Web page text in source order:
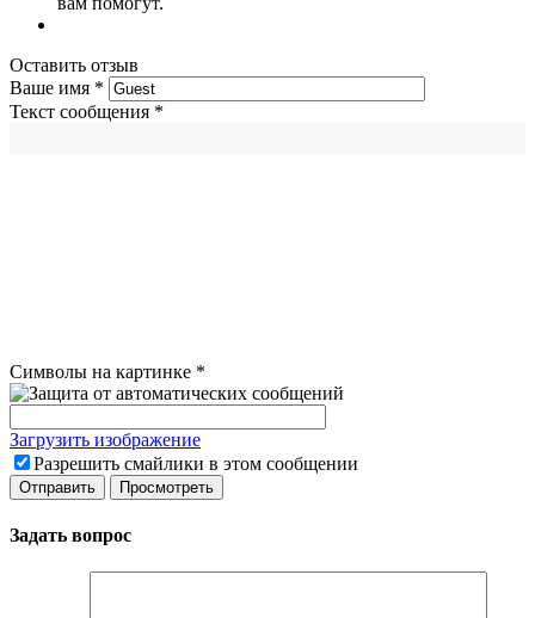
Оставить отзыв
Ваше имя *
Текст сообщения *
Символы на картинке *
Загрузить изображение
Разрешить смайлики в этом сообщении
Задать вопрос